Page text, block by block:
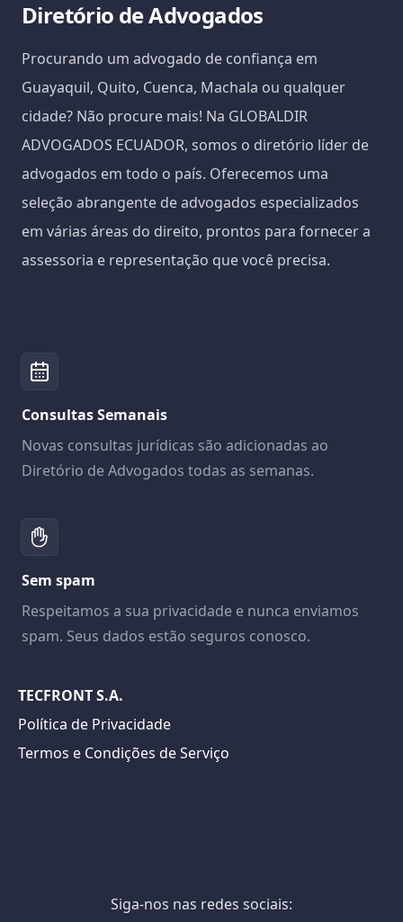
Diretório de Advogados
Procurando um advogado de confiança em
Guayaquil, Quito, Cuenca, Machala ou qualquer
cidade? Não procure mais! Na GLOBALDIR
ADVOGADOS ECUADOR, somos o diretório líder de
advogados em todo o país. Oferecemos uma
seleção abrangente de advogados especializados
em várias áreas do direito, prontos para fornecer a
assessoria e representação que você precisa.
Consultas Semanais
Novas consultas jurídicas são adicionadas ao
Diretório de Advogados todas as semanas.
Sem spam
Respeitamos a sua privacidade e nunca enviamos
spam. Seus dados estão seguros conosco.
TECFRONT S.A.
Política de Privacidade
Termos e Condições de Serviço
Siga-nos nas redes sociais: